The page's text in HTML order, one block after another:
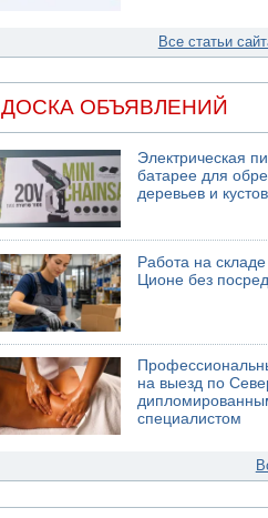
Все статьи
ДОСКА ОБЪЯВЛЕНИЙ
Электрическая
батарее для
деревьев и кустов
Работа на
Ционе без
на выезд по
специалистом